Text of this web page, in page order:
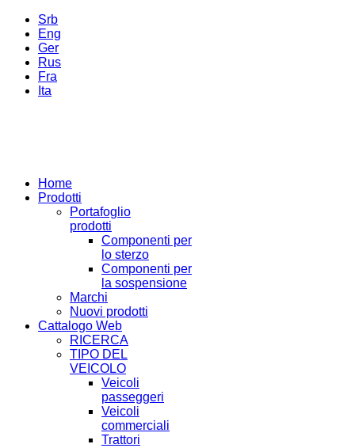
Srb
Eng
Ger
Rus
Fra
Ita
Home
Prodotti
Portafoglio
prodotti
Componenti per
lo sterzo
Componenti per
la sospensione
Marchi
Nuovi prodotti
Cattalogo Web
RICERCA
TIPO DEL
VEICOLO
Veicoli
passeggeri
Veicoli
commerciali
Trattori